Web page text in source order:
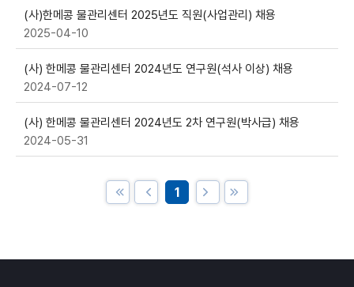
(사)한메콩 물관리센터 2025년도 직원(사업관리) 채용
2025-04-10
(사) 한메콩 물관리센터 2024년도 연구원(석사 이상) 채용
2024-07-12
(사) 한메콩 물관리센터 2024년도 2차 연구원(박사급) 채용
2024-05-31
1